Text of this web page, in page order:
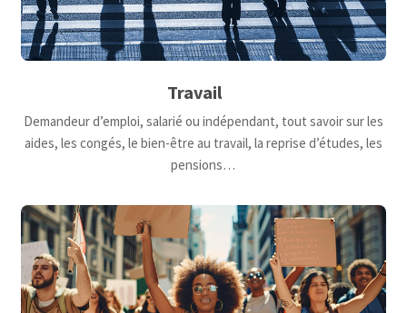
Travail
Demandeur d’emploi, salarié ou indépendant, tout savoir sur les
aides, les congés, le bien-être au travail, la reprise d’études, les
pensions…